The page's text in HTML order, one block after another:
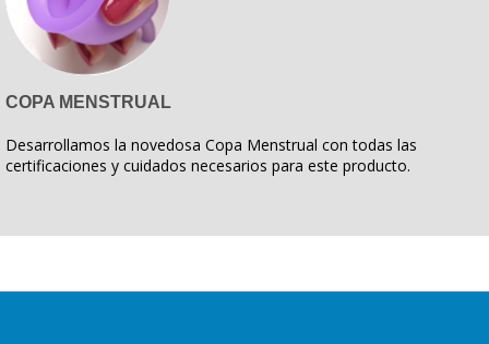
COPA MENSTRUAL
Desarrollamos la novedosa Copa Menstrual con todas las
certificaciones y cuidados necesarios para este producto.